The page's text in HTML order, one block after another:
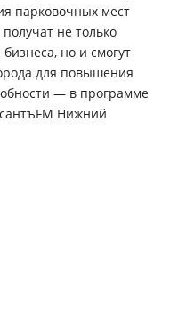
парковочных мест
не только
но и смогут
для повышения
— в программе
Нижний